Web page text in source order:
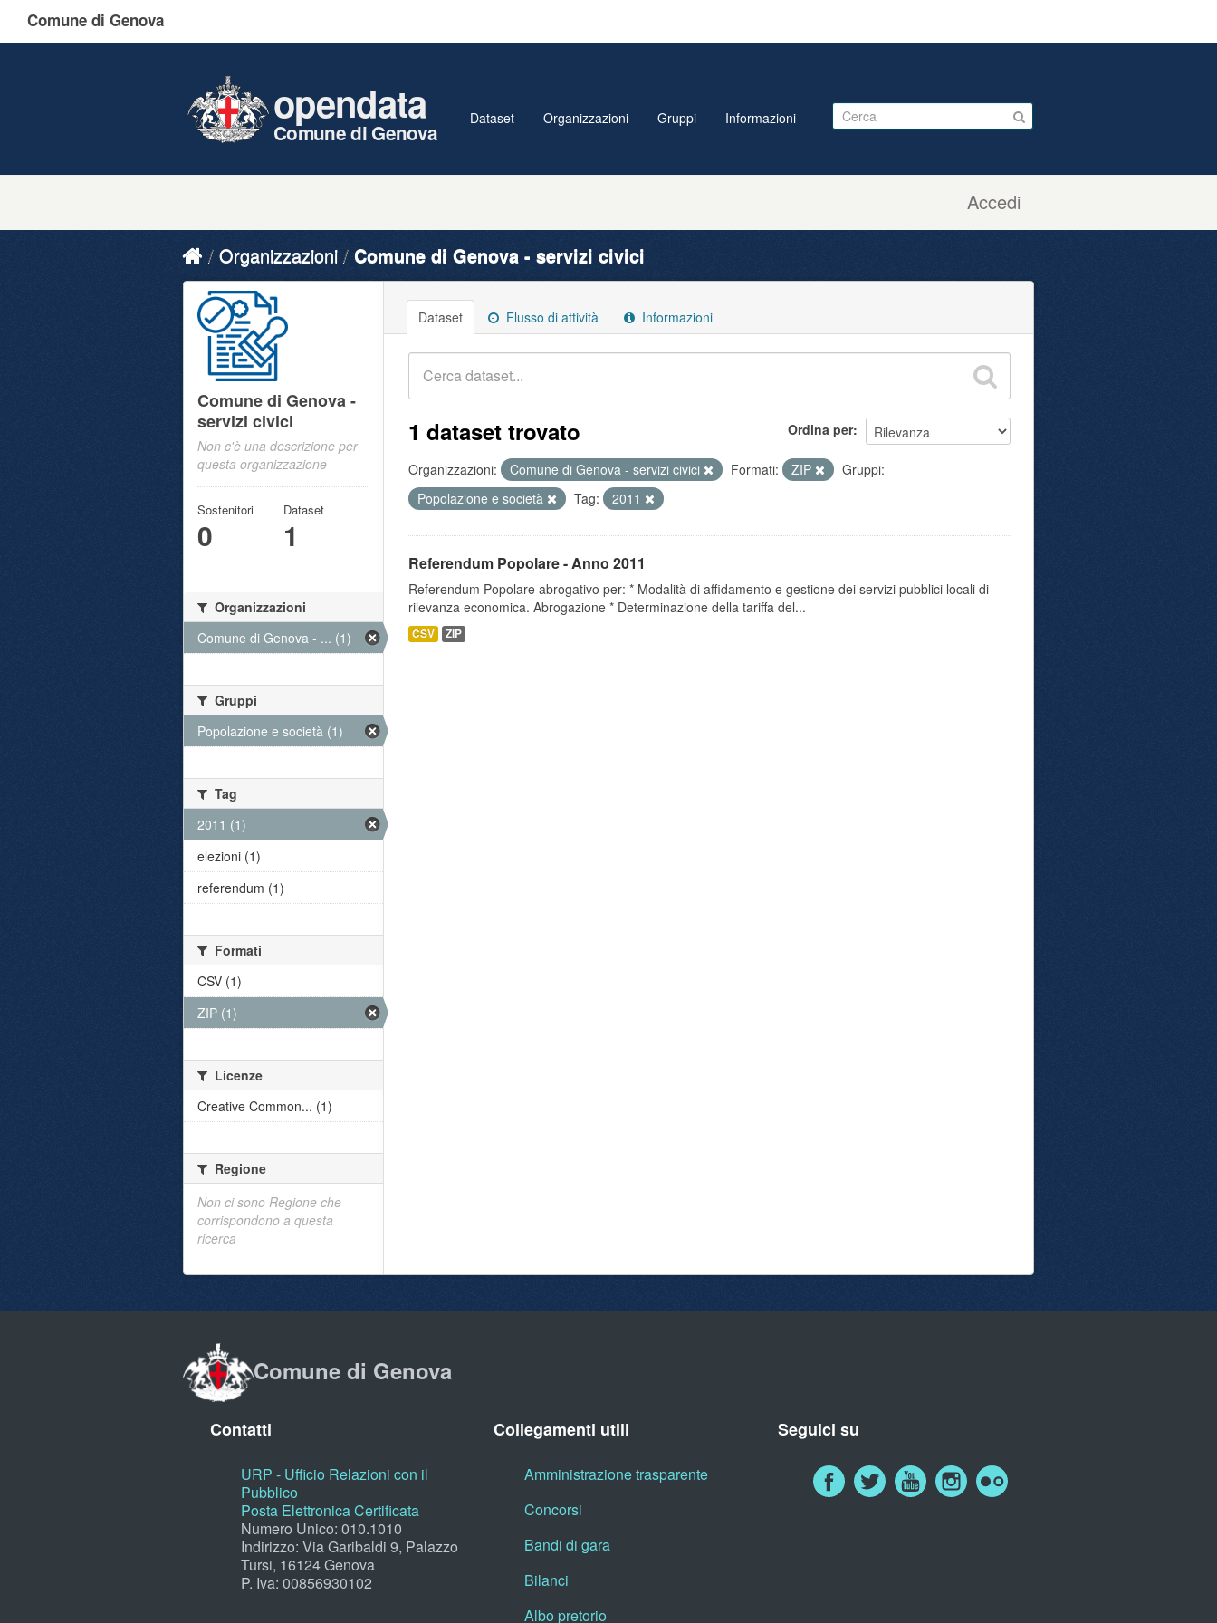
Comune di Genova
Accedi
opendata
Comune di Genova
Dataset Organizzazioni Gruppi Informazioni
Organizzazioni Comune di Genova - servizi civici
Dataset Flusso di attività Informazioni
Ordina per
1 dataset trovato
Organizzazioni: Comune di Genova - servizi civici Formati: ZIP
Gruppi:
Popolazione e società
Tag: 2011
Referendum Popolare - Anno 2011
Referendum Popolare abrogativo per: * Modalità di affidamento e gestione dei servizi pubblici locali di
rilevanza economica. Abrogazione * Determinazione della tariffa del...
CSV ZIP
Comune di Genova -
servizi civici
Non c'è una descrizione per
questa organizzazione
Sostenitori
0
Dataset
1
Organizzazioni
Comune di Genova - ... (1)
Gruppi
Popolazione e società (1)
Tag
2011 (1)
elezioni (1)
referendum (1)
Formati
CSV (1)
ZIP (1)
Licenze
Creative Common... (1)
Regione
Non ci sono Regione che
corrispondono a questa
ricerca
Comune di Genova
Contatti
URP - Ufficio Relazioni con il
Pubblico
Posta Elettronica Certificata
Numero Unico: 010.1010
Indirizzo: Via Garibaldi 9, Palazzo
Tursi, 16124 Genova
P. Iva: 00856930102
Collegamenti utili
Amministrazione trasparente
Concorsi
Bandi di gara
Bilanci
Albo pretorio
Seguici su